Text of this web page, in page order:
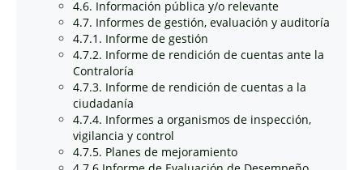
4.6. Información pública y/o relevante
4.7. Informes de gestión, evaluación y auditoría
4.7.1. Informe de gestión
4.7.2. Informe de rendición de cuentas ante la
Contraloría
4.7.3. Informe de rendición de cuentas a la
ciudadanía
4.7.4. Informes a organismos de inspección,
vigilancia y control
4.7.5. Planes de mejoramiento